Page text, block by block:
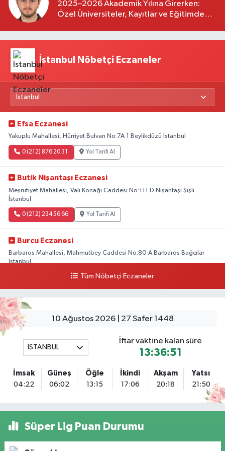
2025–2026 Akademik Yılına Girerken:
Özel Üniversiteler, Kayıtlar ve Eğitimde
İstanbul Nöbetçi Eczaneler
Efsa Eczanesi
Yakuplu Mahallesi, Hürriyet Bulvarı No:7A 1 Beylikdüzü İstanbul
0 (212) 876 20 31 Yol Tarifi Al
Butik Nişantaşı Eczanesi
Meşrutiyet Mahallesi, Vali Konağı Caddesi No:111 D Nişantaşı Şişli
İstanbul
0 (212) 234 56 66 Yol Tarifi Al
Burcu Eczanesi
Barbaros Mahallesi, Mahmutbey Caddesi No:80 A Barbaros Bağcılar
İstanbul
Yol Tarifi Al
Tuna Tillo Eczanesi
Akşemsettin Mahallesi, Akdeniz Caddesi No:12 A Fatih İstanbul
Tersane İstanbul Eczanesi
Camiikebir Mahallesi, Taşkızak Tersanesi Caddesi No:6 6B Kasımpaşa
Nuh Eczanesi
Fetih Mahallesi, Hicazkar Sokak, Bağkur Sitesi No:10 1A Ataşehir İstanbul
Tüm Nöbetçi Eczaneler
10 Ağustos 2026 | 27 Safer 1448
İSTANBUL
İftar vaktine kalan süre
13:36:50
İmsak
04:22
Güneş
06:02
Öğle
13:15
İkindi
17:06
Akşam
20:18
Yatsı
21:50
Süper Lig Puan Durumu